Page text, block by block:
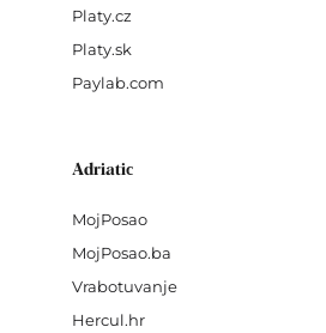
Platy.cz
Platy.sk
Paylab.com
Adriatic
MojPosao
MojPosao.ba
Vrabotuvanje
Hercul.hr